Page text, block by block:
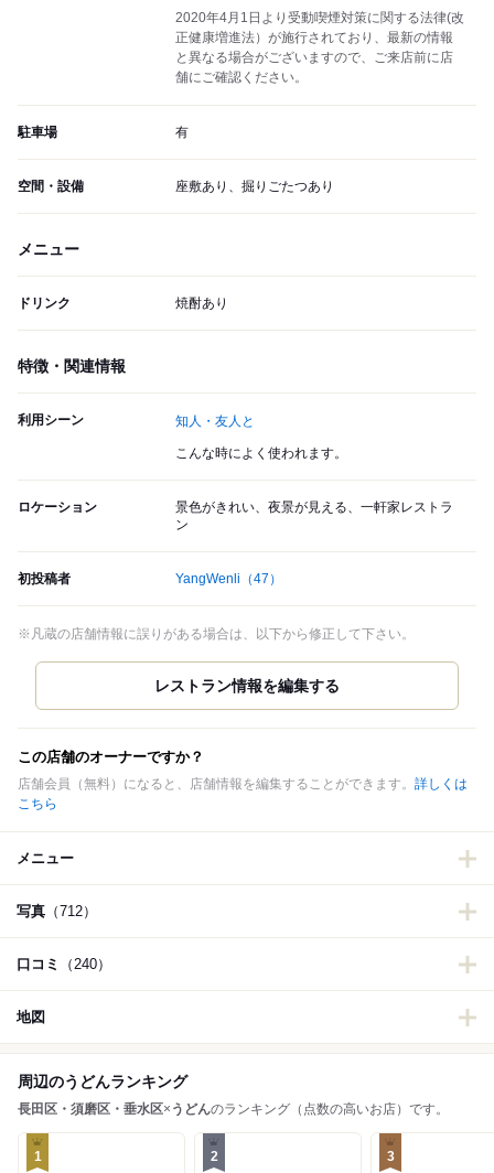
2020年4月1日より受動喫煙対策に関する法律(改
正健康増進法）が施行されており、最新の情報
と異なる場合がございますので、ご来店前に店
舗にご確認ください。
駐車場 有
空間・設備 座敷あり、掘りごたつあり
メニュー
ドリンク 焼酎あり
特徴・関連情報
利用シーン 知人・友人と
こんな時によく使われます。
ロケーション
景色がきれい、夜景が見える、一軒家レストラ
ン
初投稿者 YangWenli （47）
※凡蔵の店舗情報に誤りがある場合は、以下から修正して下さい。
この店舗のオーナーですか？
店舗会員（無料）になると、店舗情報を編集することができます。 詳しくは
こちら
メニュー
写真 （712）
口コミ （240）
地図
周辺のうどんランキング
長田区・須磨区・垂水区× うどんのランキング（点数の高いお店）です。
1 2 3